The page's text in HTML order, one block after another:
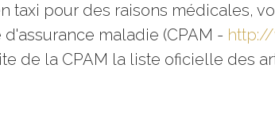
taxi pour des raisons médicales,
maladie (CPAM -
de la CPAM la liste oficielle des